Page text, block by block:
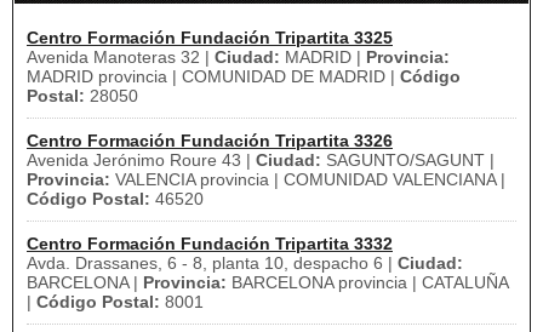
Centro Formación Fundación Tripartita 3325
Avenida Manoteras 32 | Ciudad: MADRID | Provincia:
MADRID provincia | COMUNIDAD DE MADRID | Código
Postal: 28050
Centro Formación Fundación Tripartita 3326
Avenida Jerónimo Roure 43 | Ciudad: SAGUNTO/SAGUNT |
Provincia: VALENCIA provincia | COMUNIDAD VALENCIANA |
Código Postal: 46520
Centro Formación Fundación Tripartita 3332
Avda. Drassanes, 6 - 8, planta 10, despacho 6 | Ciudad:
BARCELONA | Provincia: BARCELONA provincia | CATALUÑA
| Código Postal: 8001